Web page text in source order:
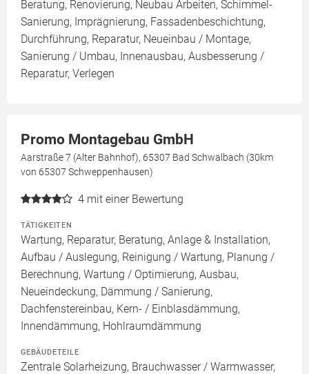
Beratung, Renovierung, Neubau Arbeiten, Schimmel-
Sanierung, Imprägnierung, Fassadenbeschichtung,
Durchführung, Reparatur, Neueinbau / Montage,
Sanierung / Umbau, Innenausbau, Ausbesserung /
Reparatur, Verlegen
Promo Montagebau GmbH
Aarstraße 7 (Alter Bahnhof), 65307 Bad Schwalbach (30km
von 65307 Schweppenhausen)
4 mit einer Bewertung
TÄTIGKEITEN
Wartung, Reparatur, Beratung, Anlage & Installation,
Aufbau / Auslegung, Reinigung / Wartung, Planung /
Berechnung, Wartung / Optimierung, Ausbau,
Neueindeckung, Dämmung / Sanierung,
Dachfenstereinbau, Kern- / Einblasdämmung,
Innendämmung, Hohlraumdämmung
GEBÄUDETEILE
Zentrale Solarheizung, Brauchwasser / Warmwasser,